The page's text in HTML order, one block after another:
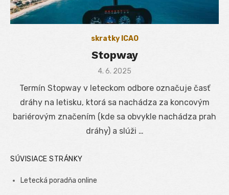
skratky ICAO
Stopway
Posted
4. 6. 2025
Termín Stopway v leteckom odbore označuje časť
dráhy na letisku, ktorá sa nachádza za koncovým
bariérovým značením (kde sa obvykle nachádza prah
dráhy) a slúži …
SÚVISIACE STRÁNKY
Letecká poradňa online